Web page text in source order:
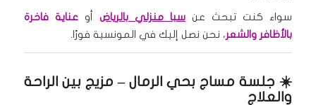
سواء كنت تبحث عن سبا منزلي بالرياض أوعناية فاخرة
بالأظافر والشعر، نحن نصل إليك في المونسية فورًا.
☀️ جلسة مساج بحي الرمال – مزيج بين الراحة
والعلاج